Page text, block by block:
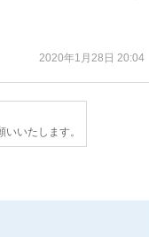
2020年1月28日 20:04
いたします。